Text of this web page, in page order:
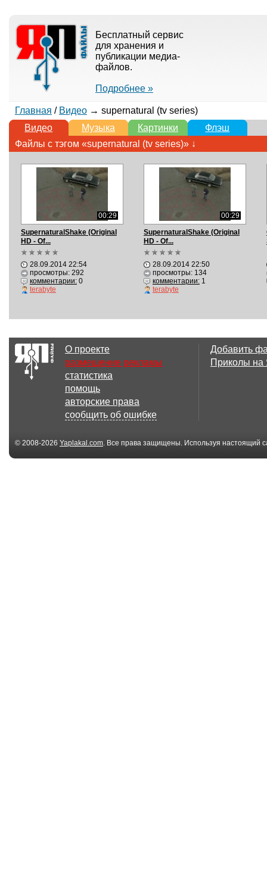
Бесплатный сервис
для хранения и
публикации медиа-
файлов.
Подробнее »
Главная / Видео→ supernatural (tv series)
Видео
Музыка Картинки
Флэш
Файлы с тэгом «supernatural (tv series)» ↓
00:29
SupernaturalShake (Original
HD - Of...
28.09.2014 22:54
просмотры: 292
комментарии:0
terabyte
00:29
SupernaturalShake (Original
HD - Of...
28.09.2014 22:50
просмотры: 134
комментарии:1
terabyte
О проекте
размещение рекламы
статистика
помощь
авторские права
сообщить об ошибке
Добавить
Приколы
© 2008-2026 Yaplakal.com. Все права защищены. Используя настоящий